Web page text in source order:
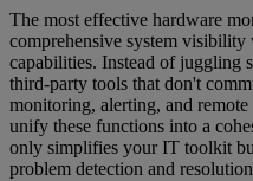
The most effective hardware
comprehensive system
capabilities. Instead of juggling
third-party tools that don't
monitoring, alerting, and
unify these functions into a
only simplifies your IT toolkit
problem detection and